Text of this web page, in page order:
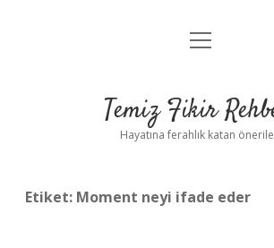
Anasayfa
Yasal Uyarı
menüyü
Temiz Fikir
Hayatına ferahlık katan
Etiket: Moment neyi ifade eder